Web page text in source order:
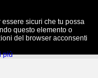
sicuri che tu possa
questo elemento o
del browser acconsenti
più